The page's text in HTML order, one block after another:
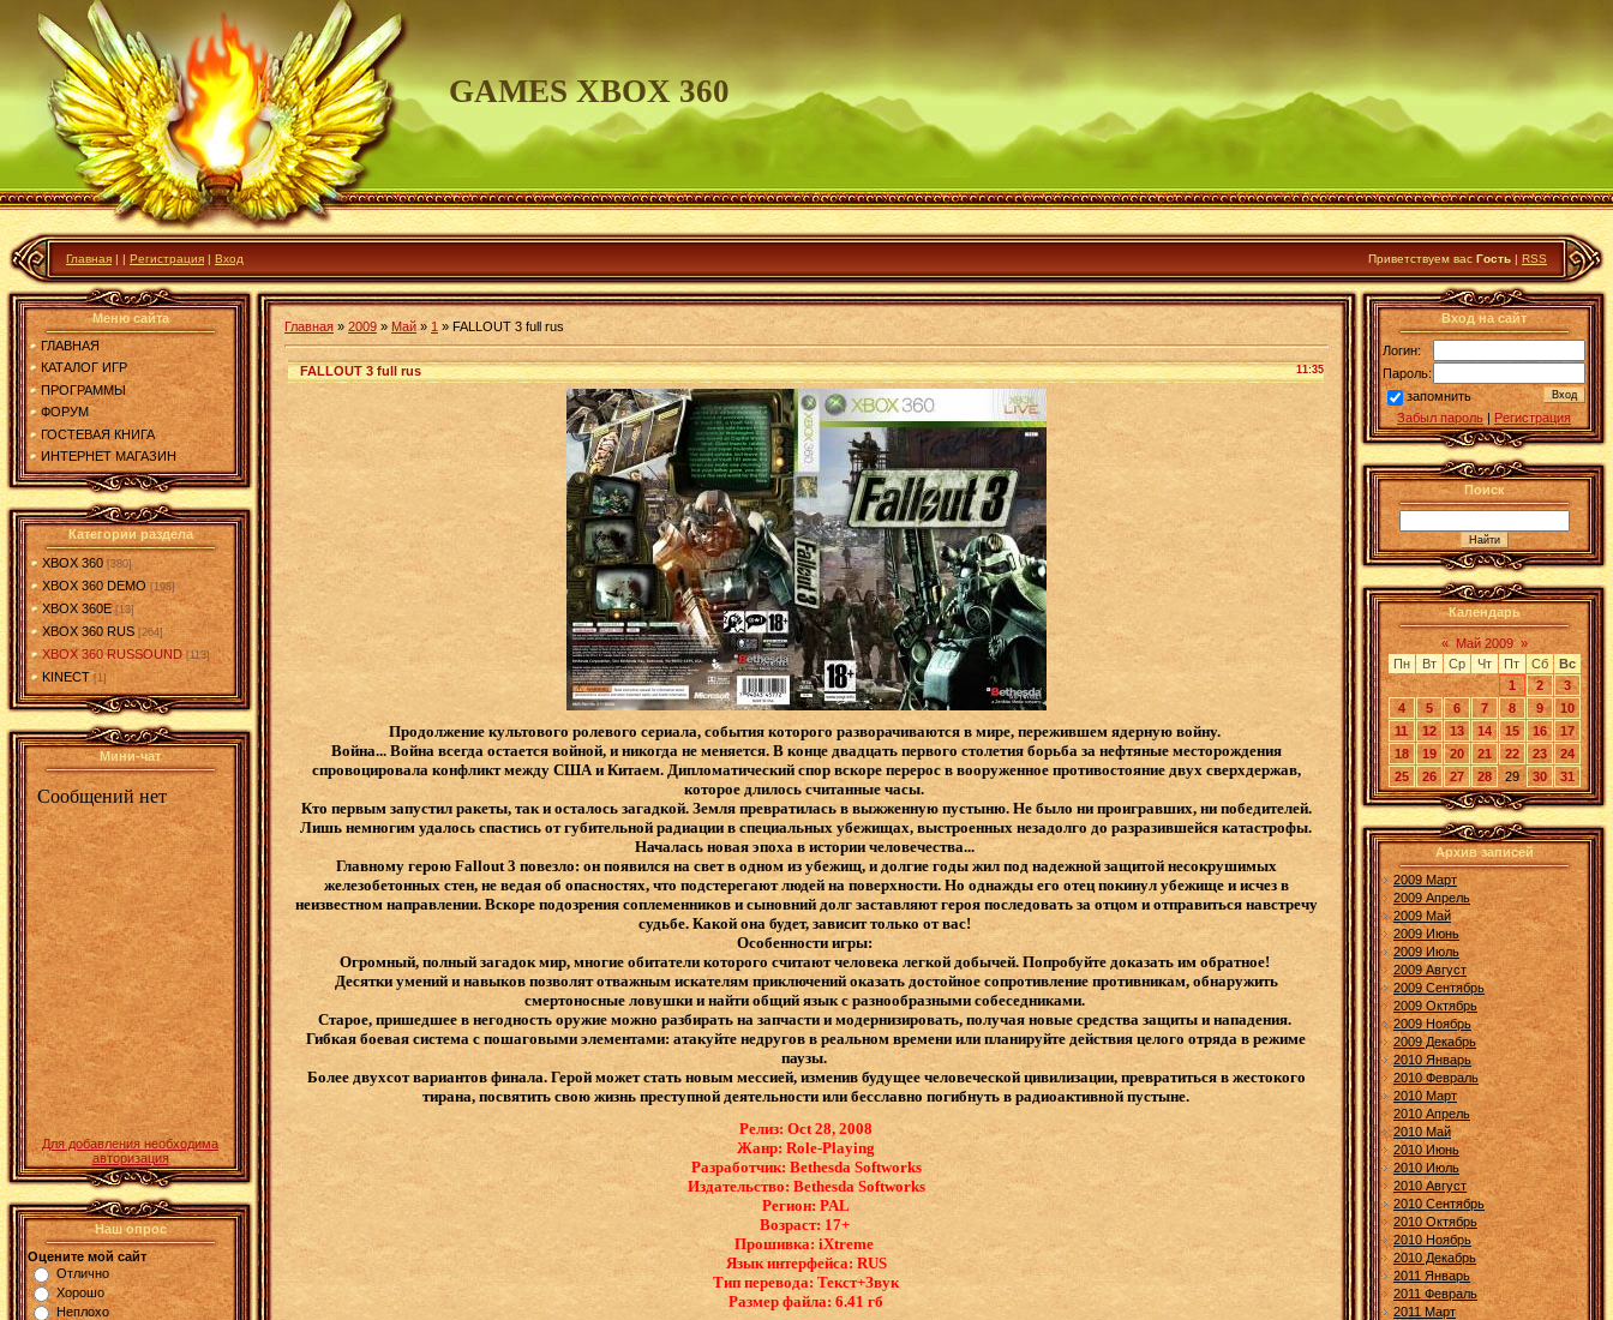
GAMES XBOX 360
Главная | | Регистрация | Вход Приветствуем вас Гость | RSS
Меню сайта
ГЛАВНАЯ
КАТАЛОГ ИГР
ПРОГРАММЫ
ФОРУМ
ГОСТЕВАЯ КНИГА
ИНТЕРНЕТ МАГАЗИН
Категории раздела
XBOX 360 [380]
XBOX 360 DEMO [198]
XBOX 360E [13]
XBOX 360 RUS [264]
XBOX 360 RUSSOUND [113]
KINECT [1]
Мини-чат
Для добавления необходима
авторизация
Наш опрос
Оцените мой сайт
Отлично
Хорошо
Неплохо
Главная » 2009 » Май » 1 » FALLOUT 3 full rus
11:35
FALLOUT 3 full rus
Продолжение культового ролевого сериала, события которого разворачиваются в мире, пережившем ядерную войну.
Война... Война всегда остается войной, и никогда не меняется. В конце двадцать первого столетия борьба за нефтяные месторождения
спровоцировала конфликт между США и Китаем. Дипломатический спор вскоре перерос в вооруженное противостояние двух сверхдержав,
которое длилось считанные часы.
Кто первым запустил ракеты, так и осталось загадкой. Земля превратилась в выжженную пустыню. Не было ни проигравших, ни победителей.
Лишь немногим удалось спастись от губительной радиации в специальных убежищах, выстроенных незадолго до разразившейся катастрофы.
Началась новая эпоха в истории человечества...
Главному герою Fallout 3 повезло: он появился на свет в одном из убежищ, и долгие годы жил под надежной защитой несокрушимых
железобетонных стен, не ведая об опасностях, что подстерегают людей на поверхности. Но однажды его отец покинул убежище и исчез в
неизвестном направлении. Вскоре подозрения соплеменников и сыновний долг заставляют героя последовать за отцом и отправиться навстречу
судьбе. Какой она будет, зависит только от вас!
Особенности игры:
Огромный, полный загадок мир, многие обитатели которого считают человека легкой добычей. Попробуйте доказать им обратное!
Десятки умений и навыков позволят отважным искателям приключений оказать достойное сопротивление противникам, обнаружить
смертоносные ловушки и найти общий язык с разнообразными собеседниками.
Старое, пришедшее в негодность оружие можно разбирать на запчасти и модернизировать, получая новые средства защиты и нападения.
Гибкая боевая система с пошаговыми элементами: атакуйте недругов в реальном времени или планируйте действия целого отряда в режиме
паузы.
Более двухсот вариантов финала. Герой может стать новым мессией, изменив будущее человеческой цивилизации, превратиться в жестокого
тирана, посвятить свою жизнь преступной деятельности или бесславно погибнуть в радиоактивной пустыне.
Релиз: Oct 28, 2008
Жанр: Role-Playing
Разработчик: Bethesda Softworks
Издательство: Bethesda Softworks
Регион: PAL
Возраст: 17+
Прошивка: iXtreme
Язык интерфейса: ​RUS
Тип перевода: Текст+Звук
Размер файла: 6.41 гб
Вход на сайт
Логин:
Пароль:
запомнить
Забыл пароль | Регистрация
Поиск
Календарь
« Май 2009 »
Пн
Вт Ср Чт Пт Сб
Вс
1
2
3
4
5 6 7 8 9
10
11
12 13 14 15 16
17
18
19 20 21 22 23
24
25
26 27 28 29 30 31
Архив записей
2009 Март
2009 Апрель
2009 Май
2009 Июнь
2009 Июль
2009 Август
2009 Сентябрь
2009 Октябрь
2009 Ноябрь
2009 Декабрь
2010 Январь
2010 Февраль
2010 Март
2010 Апрель
2010 Май
2010 Июнь
2010 Июль
2010 Август
2010 Сентябрь
2010 Октябрь
2010 Ноябрь
2010 Декабрь
2011 Январь
2011 Февраль
2011 Март